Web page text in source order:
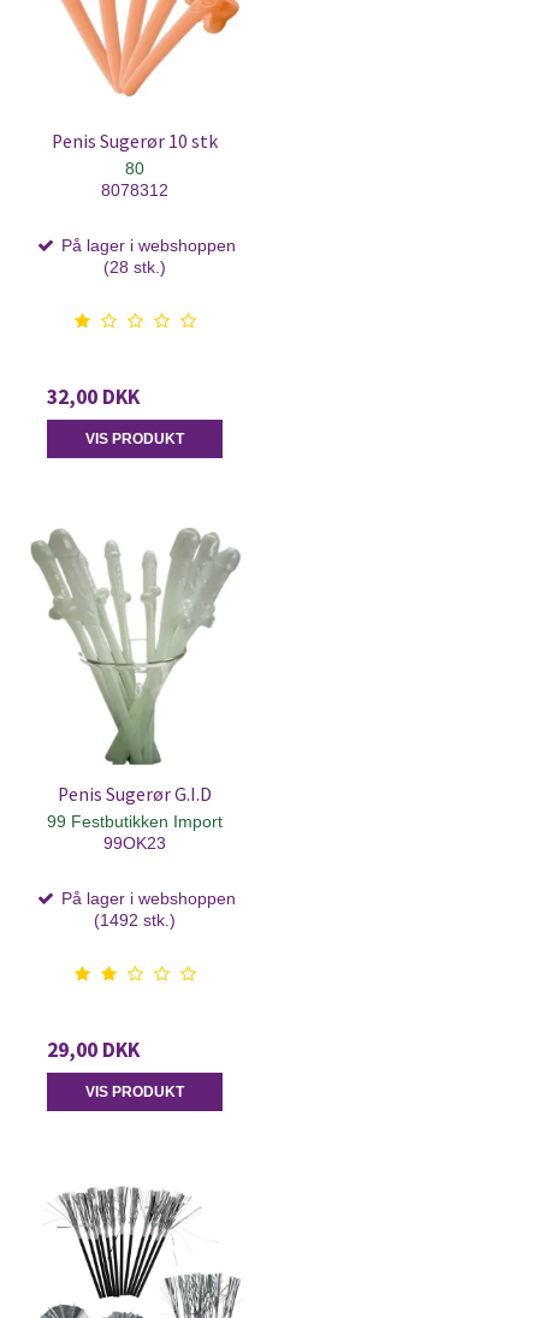
Penis Sugerør 10 stk
80
8078312
På lager i webshoppen
(28 stk.)
32,00 DKK
VIS PRODUKT
Penis Sugerør G.I.D
99 Festbutikken Import
99OK23
På lager i webshoppen
(1492 stk.)
29,00 DKK
VIS PRODUKT